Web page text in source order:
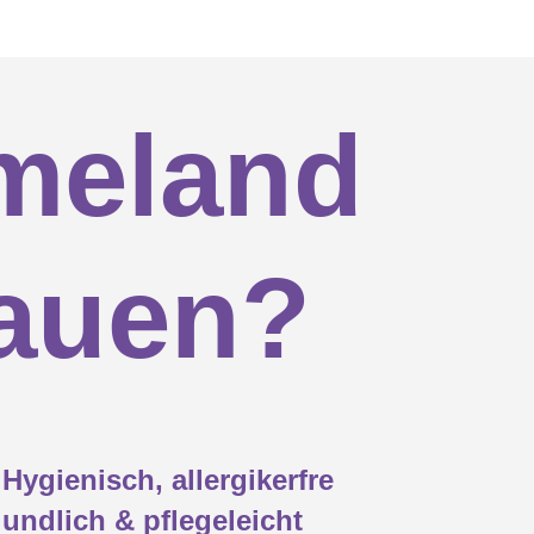

von Träumeland getestet.
Website unter "Zertifikate"
Hygienisch, allergikerfre
undlich & pflegeleicht